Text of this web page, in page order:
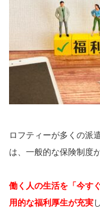
ロフティーが多くの派
は、一般的な保険制度
働く人の生活を「今す
用的な福利厚生が充実